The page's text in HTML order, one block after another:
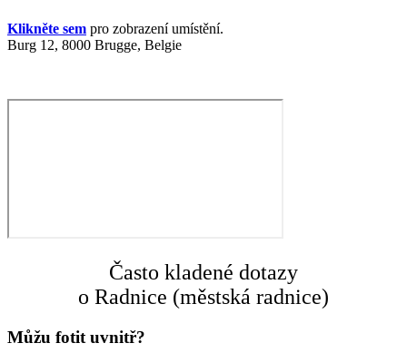
Klikněte sem pro zobrazení umístění.
Burg 12, 8000 Brugge, Belgie
Často kladené dotazy
o Radnice (městská radnice)
Můžu fotit uvnitř?